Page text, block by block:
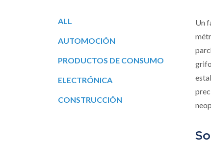
Un
ALL
AUTOMOCIÓN
PRODUCTOS DE CONSUMO
ELECTRÓNICA
CONSTRUCCIÓN